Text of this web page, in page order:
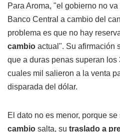
Para Aroma, "el gobierno no
Banco Central a cambio del
problema es que no hay
cambio actual". Su afirmación
que a duras penas superan
cuales mil salieron a la venta
disparada del dólar.
El dato no es menor, porque se
cambio salta, su traslado a